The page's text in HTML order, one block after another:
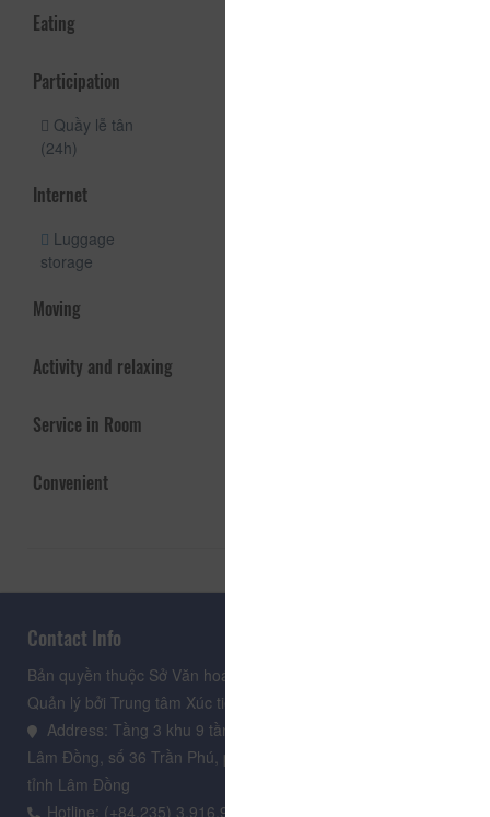
Eating
Participation
Quầy lễ tân
(24h)
Internet
Luggage
storage
Moving
Activity and relaxing
Service in Room
Convenient
Contact Info
Bản quyền thuộc Sở Văn hoá, Thể thao và Du lịch Lâm Đồng.
Quản lý bởi Trung tâm Xúc tiến Du lịch Lâm Đồng
Address: Tầng 3 khu 9 tầng, Trung tâm Hành chính tỉnh
Lâm Đồng, số 36 Trần Phú, phường Xuân Hương - Đà Lạt,
tỉnh Lâm Đồng
Hotline: (+84.235) 3.916.961